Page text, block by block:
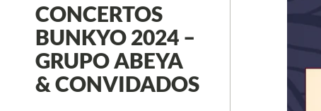
CONCERTOS
BUNKYO 2024 –
GRUPO ABEYA
& CONVIDADOS